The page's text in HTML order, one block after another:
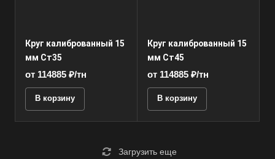
Круг калиброванный 15
мм Ст35
от 114885 ₽/тн
В корзину
Круг калиброванный 15
мм Ст45
от 114885 ₽/тн
В корзину
Загрузить еще